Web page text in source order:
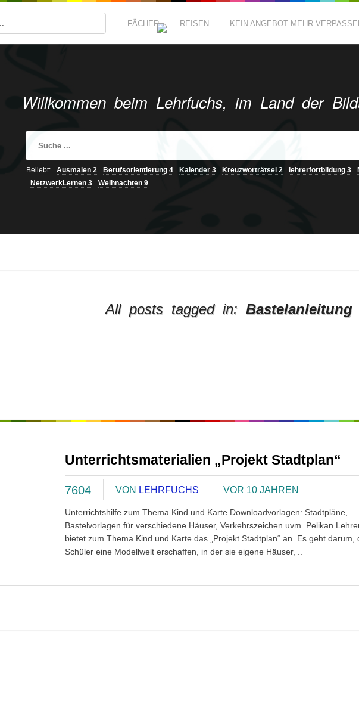
FÄCHER REISEN KEIN ANGEBOT MEHR
Willkommen beim Lehrfuchs, im Land der
Beliebt: Ausmalen 2 Berufsorientierung 4 Kalender 3 Kreuzworträtsel 2 lehrerfortbildung 3
NetzwerkLernen 3 Weihnachten 9
All posts tagged in: Bastelanleitung
Unterrichtsmaterialien „Projekt Stadtplan“
7604 VON LEHRFUCHS VOR 10 JAHREN
Unterrichtshilfe zum Thema Kind und Karte Downloadvorlagen: Stadtpläne,
Bastelvorlagen für verschiedene Häuser, Verkehrszeichen uvm. Pelikan
bietet zum Thema Kind und Karte das „Projekt Stadtplan“ an. Es geht darum,
Schüler eine Modellwelt erschaffen, in der sie eigene Häuser, ..